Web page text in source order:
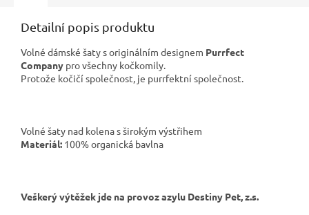
Detailní popis produktu
Volné dámské šaty s originálním designem Purrfect
Company pro všechny kočkomily.
Protože kočičí společnost, je purrfektní společnost.
Volné šaty nad kolena s širokým výstřihem
Materiál: 100% organická bavlna
Veškerý výtěžek jde na provoz azylu Destiny Pet, z.s.